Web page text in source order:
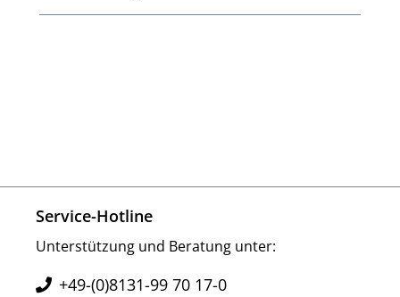
Service-Hotline
Unterstützung und Beratung unter:
+49-(0)8131-99 70 17-0